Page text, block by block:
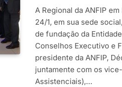
A Regional da ANFIP
24/1, em sua sede
de fundação da
Conselhos Executivo e
presidente da ANFIP,
juntamente com os
Assistenciais),…